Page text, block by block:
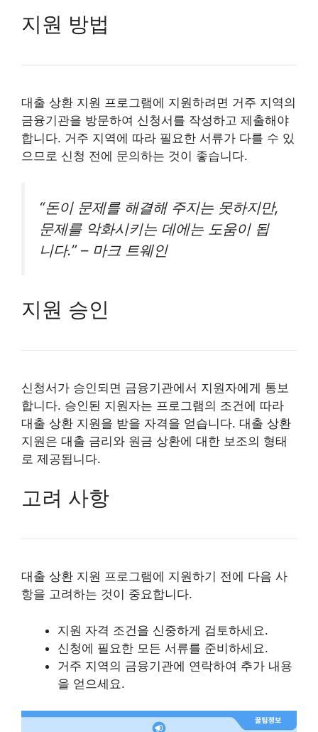
지원 방법
대출 상환 지원 프로그램에 지원하려면 거주 지역의
금융기관을 방문하여 신청서를 작성하고 제출해야
합니다. 거주 지역에 따라 필요한 서류가 다를 수 있
으므로 신청 전에 문의하는 것이 좋습니다.
“돈이 문제를 해결해 주지는 못하지만,
문제를 악화시키는 데에는 도움이 됩
니다.”– 마크 트웨인
지원 승인
신청서가 승인되면 금융기관에서 지원자에게 통보
합니다. 승인된 지원자는 프로그램의 조건에 따라
대출 상환 지원을 받을 자격을 얻습니다. 대출 상환
지원은 대출 금리와 원금 상환에 대한 보조의 형태
로 제공됩니다.
고려 사항
대출 상환 지원 프로그램에 지원하기 전에 다음 사
항을 고려하는 것이 중요합니다.
지원 자격 조건을 신중하게 검토하세요.
신청에 필요한 모든 서류를 준비하세요.
거주 지역의 금융기관에 연락하여 추가 내용
을 얻으세요.